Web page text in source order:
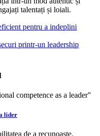
talentați și loiali.
pentru a indeplini
printr-un leadership
lider
de a recunoaște,